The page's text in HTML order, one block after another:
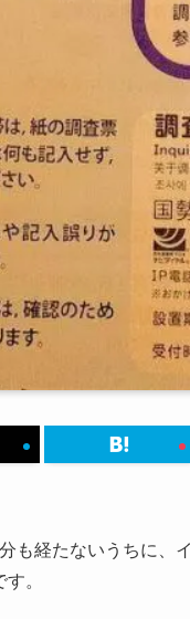
も経たないうちに、
。